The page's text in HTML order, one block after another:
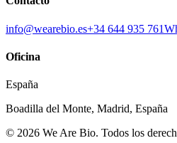
info@wearebio.es+34 644 935 761
Oficina
España
Boadilla del Monte, Madrid, España
© 2026 We Are Bio. Todos los